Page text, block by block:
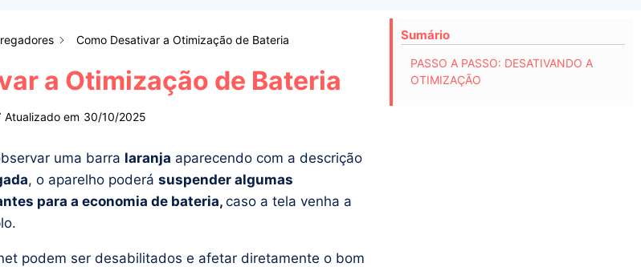
Como Desativar a Otimização de Bateria
a Otimização de Bateria
Atualizado em 30/10/2025
uma barra laranja aparecendo com a descrição
, o aparelho poderá suspender algumas
para a economia de bateria,caso a tela venha a
podem ser desabilitados e afetar diretamente o bom
Sumário
PASSO A PASSO: DESATIVANDO A
OTIMIZAÇÃO